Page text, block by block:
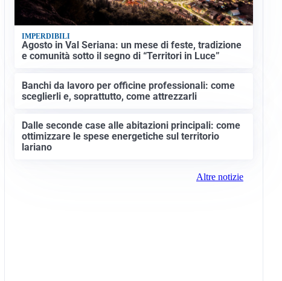
IMPERDIBILI
Agosto in Val Seriana: un mese di feste, tradizione
e comunità sotto il segno di “Territori in Luce”
Banchi da lavoro per officine professionali: come
sceglierli e, soprattutto, come attrezzarli
Dalle seconde case alle abitazioni principali: come
ottimizzare le spese energetiche sul territorio
lariano
Altre notizie